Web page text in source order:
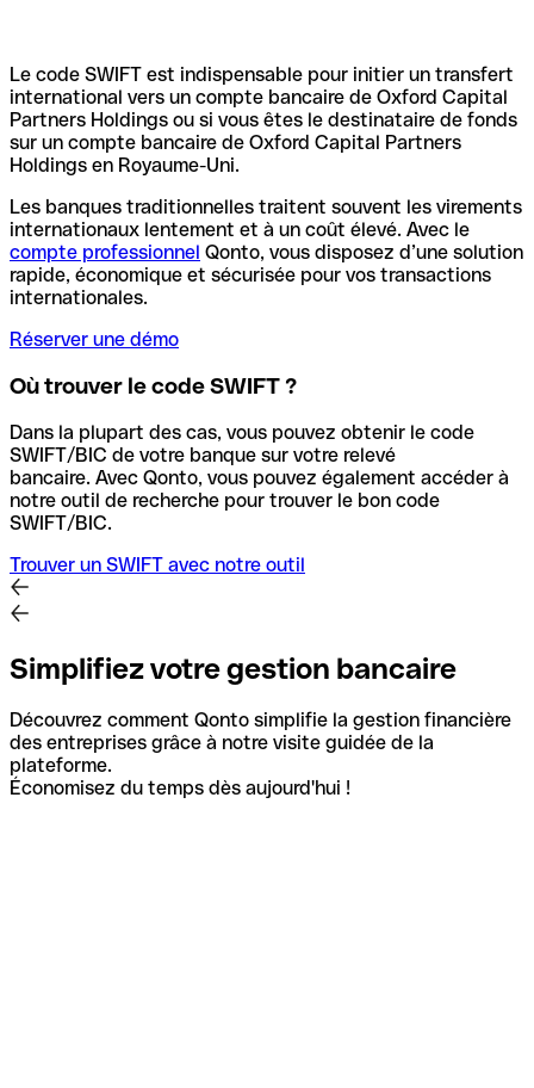
Le code SWIFT est indispensable pour initier un transfert
international vers un compte bancaire de Oxford Capital
Partners Holdings ou si vous êtes le destinataire de fonds
sur un compte bancaire de Oxford Capital Partners
Holdings en Royaume-Uni.
Les banques traditionnelles traitent souvent les virements
internationaux lentement et à un coût élevé. Avec le
compte professionnel Qonto, vous disposez d’une solution
rapide, économique et sécurisée pour vos transactions
internationales.
Réserver une démo
Où trouver le code SWIFT ?
Dans la plupart des cas, vous pouvez obtenir le code
SWIFT/BIC de votre banque sur votre relevé
bancaire. Avec Qonto, vous pouvez également accéder à
notre outil de recherche pour trouver le bon code
SWIFT/BIC.
Trouver un SWIFT avec notre outil
Simplifiez votre gestion bancaire
Découvrez comment Qonto simplifie la gestion financière
des entreprises grâce à notre visite guidée de la
plateforme.
Économisez du temps dès aujourd'hui !